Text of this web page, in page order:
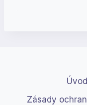
Úvod
Zásady